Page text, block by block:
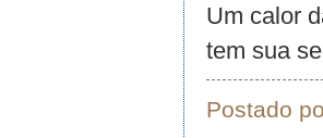
Um calor
tem sua
Postado